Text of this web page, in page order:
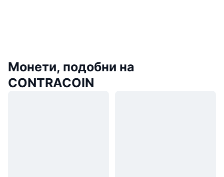
Монети, подобни на
CONTRACOIN